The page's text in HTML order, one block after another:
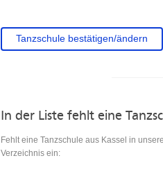
Tanzschule bestätigen/ändern
In der Liste fehlt eine
Fehlt eine Tanzschule aus Kassel in
Verzeichnis ein: